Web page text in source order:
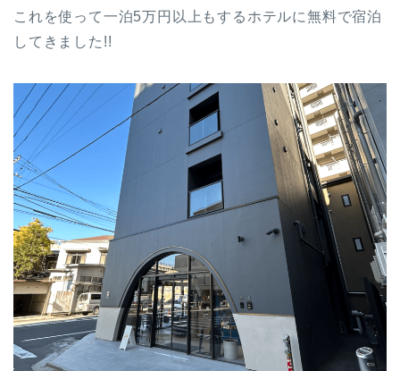
これを使って一泊5万円以上もするホテルに無料で宿泊
してきました!!